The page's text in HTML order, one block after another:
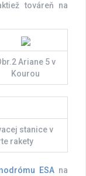
továreň na
Ariane 5 v
Kourou
stanice v
rakety
ESAna